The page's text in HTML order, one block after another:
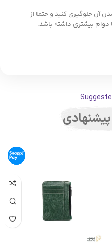
آن جلوگیری کنید و حتما از
بیشتری داشته باشد.